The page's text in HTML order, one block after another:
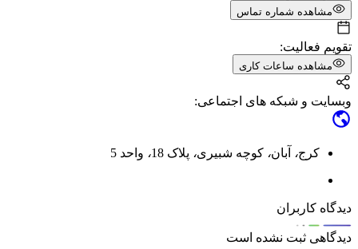
مشاهده شماره تماس
تقویم فعالیت:
مشاهده ساعات کاری
وبسایت و شبکه های اجتماعی:
کرج، آبان، کوچه شبیری، پلاک 18 ، واحد 5
دیدگاه کاربران
دیدگاهی ثبت نشده است